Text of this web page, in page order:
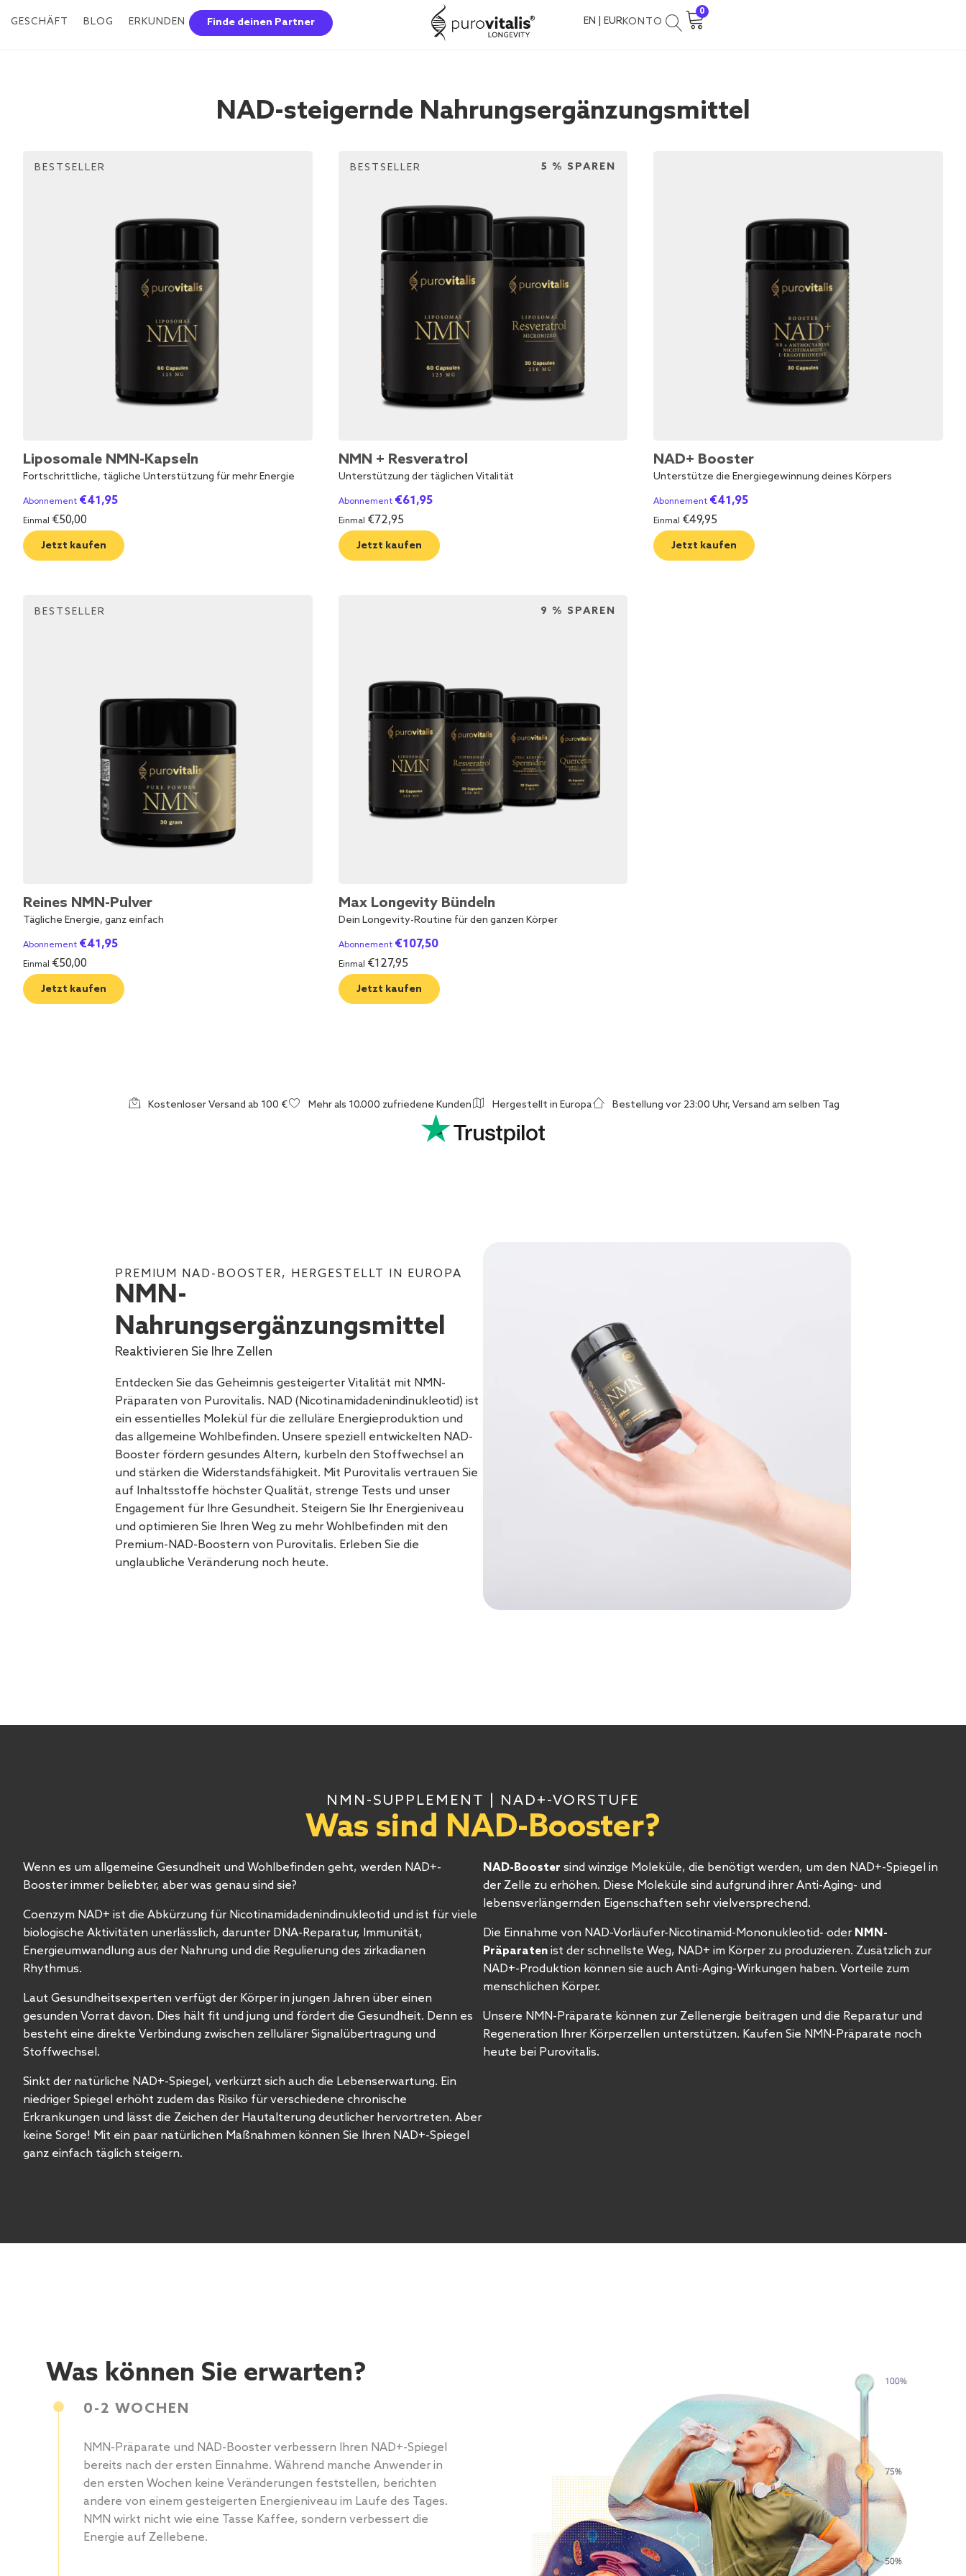
GESCHÄFT BLOG ERKUNDEN Finde deinen Partner EN | EURKONTO
0
NAD-steigernde Nahrungsergänzungsmittel
BESTSELLER
Liposomale NMN-Kapseln
Fortschrittliche, tägliche Unterstützung für mehr Energie
Abonnement €41,95
Einmal €50,00
Jetzt kaufen
5 % SPAREN
BESTSELLER
NMN + Resveratrol
Unterstützung der täglichen Vitalität
Abonnement €61,95
Einmal €72,95
Jetzt kaufen
NAD+ Booster
Unterstütze die Energiegewinnung deines Körpers
Abonnement €41,95
Einmal €49,95
Jetzt kaufen
BESTSELLER
Reines NMN-Pulver
Tägliche Energie, ganz einfach
Abonnement €41,95
Einmal €50,00
Jetzt kaufen
9 % SPAREN
Max Longevity Bündeln
Dein Longevity-Routine für den ganzen Körper
Abonnement €107,50
Einmal €127,95
Jetzt kaufen
Kostenloser Versand ab 100 € Mehr als 10.000 zufriedene Kunden Hergestellt in Europa Bestellung vor 23:00 Uhr, Versand am selben Tag
PREMIUM NAD-BOOSTER, HERGESTELLT IN EUROPA
NMN-
Nahrungsergänzungsmittel
Reaktivieren Sie Ihre Zellen
Entdecken Sie das Geheimnis gesteigerter Vitalität mit NMN-
Präparaten von Purovitalis. NAD (Nicotinamidadenindinukleotid) ist
ein essentielles Molekül für die zelluläre Energieproduktion und
das allgemeine Wohlbefinden. Unsere speziell entwickelten NAD-
Booster fördern gesundes Altern, kurbeln den Stoffwechsel an
und stärken die Widerstandsfähigkeit. Mit Purovitalis vertrauen Sie
auf Inhaltsstoffe höchster Qualität, strenge Tests und unser
Engagement für Ihre Gesundheit. Steigern Sie Ihr Energieniveau
und optimieren Sie Ihren Weg zu mehr Wohlbefinden mit den
Premium-NAD-Boostern von Purovitalis. Erleben Sie die
unglaubliche Veränderung noch heute.
NMN-SUPPLEMENT | NAD+-VORSTUFE
Was sind NAD-Booster?
Wenn es um allgemeine Gesundheit und Wohlbefinden geht, werden NAD+-
Booster immer beliebter, aber was genau sind sie?
Coenzym NAD+ ist die Abkürzung für Nicotinamidadenindinukleotid und ist für viele
biologische Aktivitäten unerlässlich, darunter DNA-Reparatur, Immunität,
Energieumwandlung aus der Nahrung und die Regulierung des zirkadianen
Rhythmus.
Laut Gesundheitsexperten verfügt der Körper in jungen Jahren über einen
gesunden Vorrat davon. Dies hält fit und jung und fördert die Gesundheit. Denn es
besteht eine direkte Verbindung zwischen zellulärer Signalübertragung und
Stoffwechsel.
Sinkt der natürliche NAD+-Spiegel, verkürzt sich auch die Lebenserwartung. Ein
niedriger Spiegel erhöht zudem das Risiko für verschiedene chronische
Erkrankungen und lässt die Zeichen der Hautalterung deutlicher hervortreten. Aber
keine Sorge! Mit ein paar natürlichen Maßnahmen können Sie Ihren NAD+-Spiegel
ganz einfach täglich steigern.
NAD-Booster sind winzige Moleküle, die benötigt werden, um den NAD+-Spiegel in
der Zelle zu erhöhen. Diese Moleküle sind aufgrund ihrer Anti-Aging- und
lebensverlängernden Eigenschaften sehr vielversprechend.
Die Einnahme von NAD-Vorläufer-Nicotinamid-Mononukleotid- oder NMN-
Präparaten ist der schnellste Weg, NAD+ im Körper zu produzieren. Zusätzlich zur
NAD+-Produktion können sie auch Anti-Aging-Wirkungen haben. Vorteile zum
menschlichen Körper.
Unsere NMN-Präparate können zur Zellenergie beitragen und die Reparatur und
Regeneration Ihrer Körperzellen unterstützen. Kaufen Sie NMN-Präparate noch
heute bei Purovitalis.
Was können Sie erwarten?
0-2 WOCHEN
NMN-Präparate und NAD-Booster verbessern Ihren NAD+-Spiegel
bereits nach der ersten Einnahme. Während manche Anwender in
den ersten Wochen keine Veränderungen feststellen, berichten
andere von einem gesteigerten Energieniveau im Laufe des Tages.
NMN wirkt nicht wie eine Tasse Kaffee, sondern verbessert die
Energie auf Zellebene.